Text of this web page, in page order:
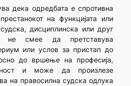
дека одредбата е спротивна
на функцијата или
дисциплинска или друг
не смее да претставува
или услов за пристап до
до вршење на професија,
и може да произлезе
на правосилна судска одлука